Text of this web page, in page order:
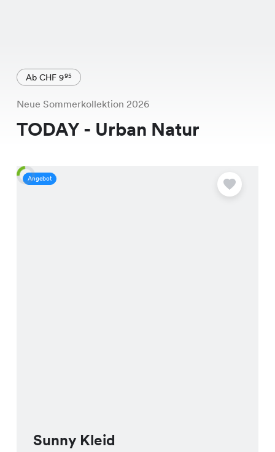
Ab CHF 995
Neue Sommerkollektion 2026
TODAY - Urban Natur
Angebot
Sunny Kleid